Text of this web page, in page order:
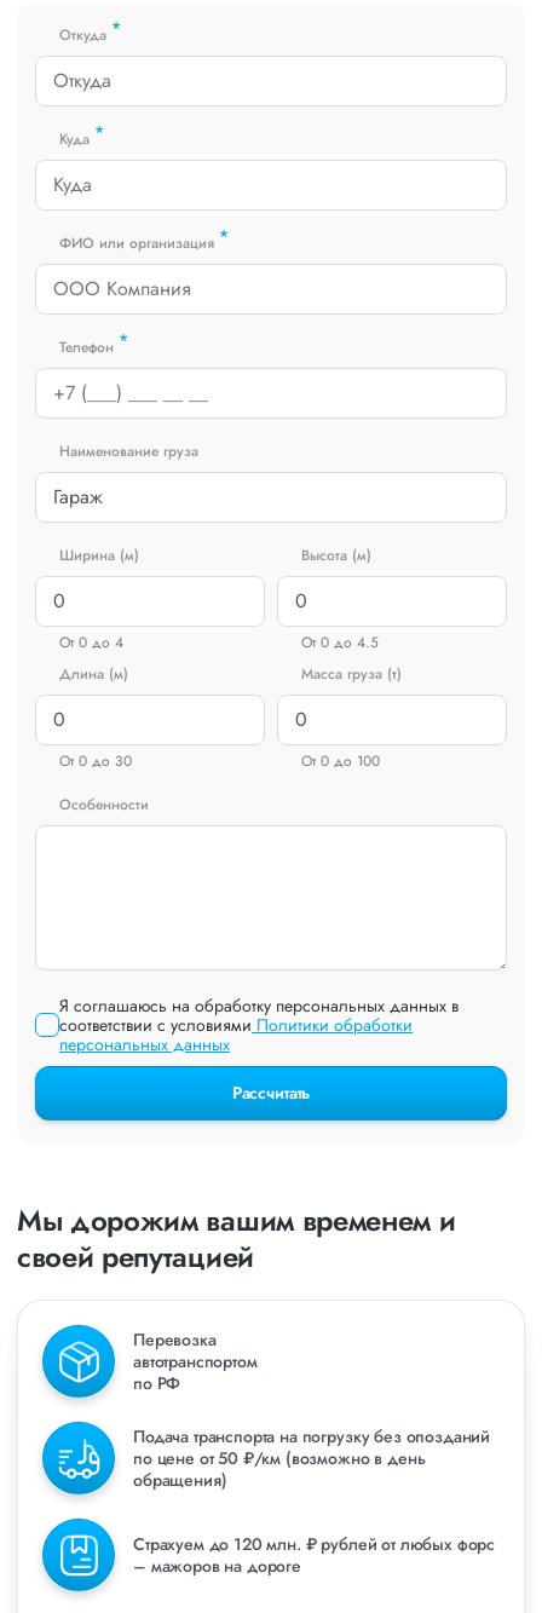
сайте или звоните по номеру
РФ).
Откуда *
Куда *
ФИО или организация *
Телефон *
Наименование груза
Ширина (м)
От 0 до 4
Высота (м)
От 0 до 4.5
Длина (м)
От 0 до 30
Масса груза (т)
От 0 до 100
Особенности
Я соглашаюсь на обработку персональных данных в
соответствии с условиями Политики обработки
персональных данных
Рассчитать
Мы дорожим вашим временем и
своей репутацией
Перевозка
автотранспортом
по РФ
Подача транспорта на погрузку без опозданий
по цене от 50 ₽/км (возможно в день
обращения)
Страхуем до 120 млн. ₽ рублей от любых форс
– мажоров на дороге